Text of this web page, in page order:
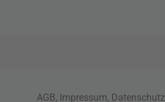
AGB, Impressum, Datenschutz